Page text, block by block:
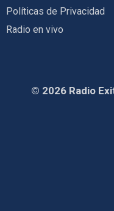
Políticas de Privacidad
Radio en vivo
© 2026 Radio